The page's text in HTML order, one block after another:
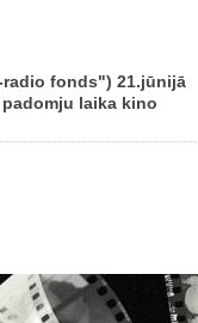
radio fonds") 21.jūnijā
laika kino